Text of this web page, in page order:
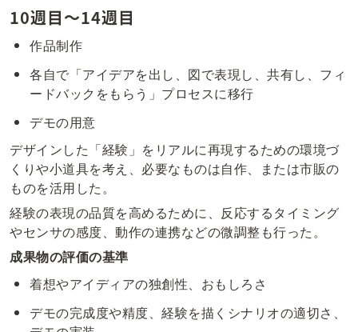
10週目〜14週目
作品制作
各自で「アイデアを出し、図で表現し、共有し、フィ
ードバックをもらう」プロセスに移行
デモの用意
デザインした「経験」をリアルに再現するための環境づ
くりや小道具を考え、必要なものは自作、または市販の
ものを活用した。
経験の表現の品質を高めるために、反応するタイミング
やセンサの感度、動作の連携などの微調整も行った。
成果物の評価の基準
着想やアイディアの独創性、おもしろさ
デモの完成度や精度、経験を描くシナリオの適切さ、